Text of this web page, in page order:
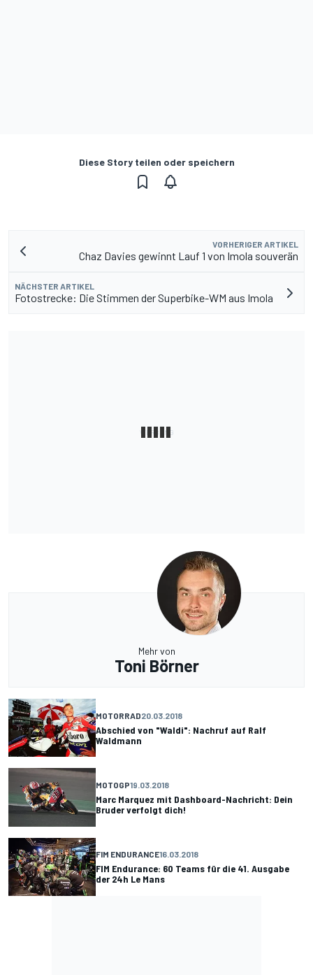
Diese Story teilen oder speichern
VORHERIGER ARTIKEL
Chaz Davies gewinnt Lauf 1 von Imola souverän
NÄCHSTER ARTIKEL
Fotostrecke: Die Stimmen der Superbike-WM aus Imola
Mehr von
Toni Börner
MOTORRAD20.03.2018
Abschied von "Waldi": Nachruf auf Ralf
Waldmann
MOTOGP19.03.2018
Marc Marquez mit Dashboard-Nachricht: Dein
Bruder verfolgt dich!
FIM ENDURANCE16.03.2018
FIM Endurance: 60 Teams für die 41. Ausgabe
der 24h Le Mans